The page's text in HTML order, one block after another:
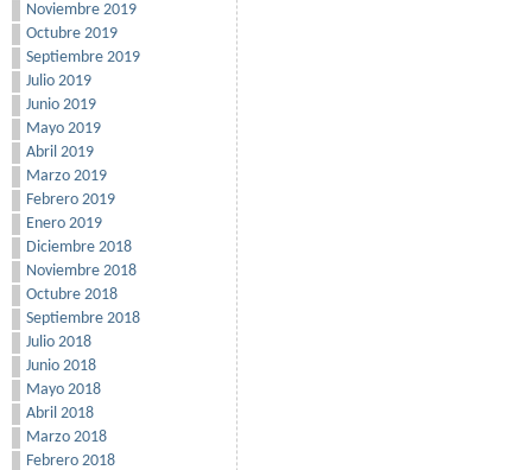
Noviembre 2019
Octubre 2019
Septiembre 2019
Julio 2019
Junio 2019
Mayo 2019
Abril 2019
Marzo 2019
Febrero 2019
Enero 2019
Diciembre 2018
Noviembre 2018
Octubre 2018
Septiembre 2018
Julio 2018
Junio 2018
Mayo 2018
Abril 2018
Marzo 2018
Febrero 2018